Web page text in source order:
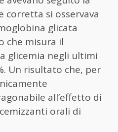
corretta si osservava
glicata
che misura il
glicemia negli ultimi
Un risultato che, per
all’effetto di
orali di